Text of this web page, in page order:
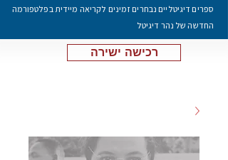
ספרים דיגיטליים נבחרים זמינים לקריאה מיידית בפלטפורמה
החדשה של נהר דיגיטל
רכישה ישירה